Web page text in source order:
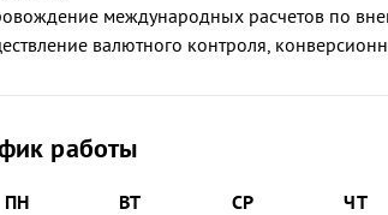
международных расчетов по
валютного контроля,
работы
ПН ВТ СР ЧТ